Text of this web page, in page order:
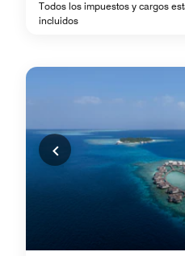
Todos los impuestos y cargos
incluidos